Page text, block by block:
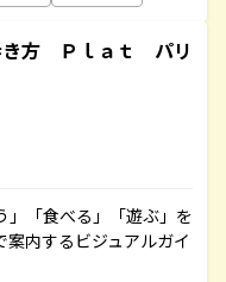
方 Ｐｌａｔ パリ
」「食べる」「遊ぶ」を
内するビジュアルガイ